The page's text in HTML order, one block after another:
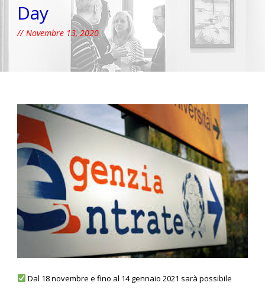
Day
Novembre 13, 2020
Dal 18 novembre e fino al 14 gennaio 2021 sarà possibile